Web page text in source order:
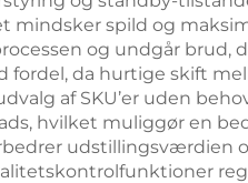
mindsker spild og
og undgår brud,
da hurtige skift
af SKU’er uden
hvilket muliggør en
udstillingsværdien